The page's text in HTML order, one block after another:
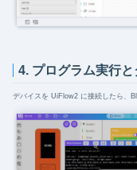
4. プログラム実行
デバイスを UiFlow2 に接続したら、